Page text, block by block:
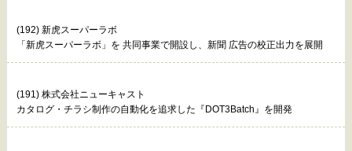
(192) 新虎スーパーラボ
「新虎スーパーラボ」を 共同事業で開設し、新聞 広告の校正出力を展開
(191) 株式会社ニューキャスト
カタログ・チラシ制作の自動化を追求した『DOT3Batch』を開発